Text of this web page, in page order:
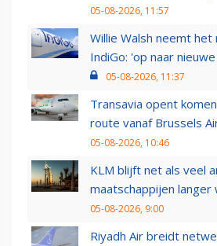
05-08-2026, 11:57
Willie Walsh neemt
IndiGo: 'op naar
05-08-2026, 11:37
Transavia opent
route vanaf Brussels
05-08-2026, 10:46
KLM blijft net als veel
maatschappijen
05-08-2026, 9:00
Riyadh Air breidt